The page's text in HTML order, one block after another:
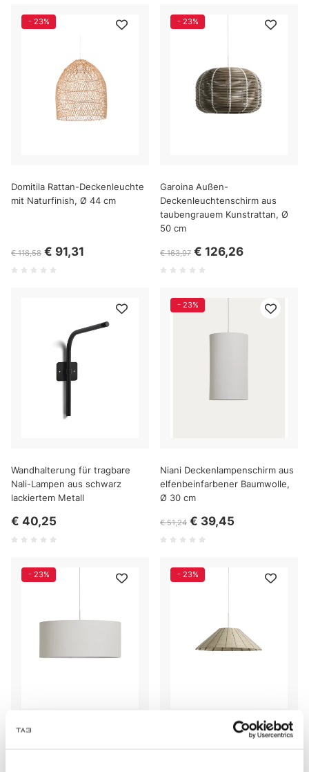
- 23%
Domitila Rattan-Deckenleuchte
mit Naturfinish, Ø 44 cm
€ 118,58 € 91,31
- 23%
Garoina Außen-
Deckenleuchtenschirm aus
taubengrauem Kunstrattan, Ø
50 cm
€ 163,97 € 126,26
Wandhalterung für tragbare
Nali-Lampen aus schwarz
lackiertem Metall
€ 40,25
- 23%
Niani Deckenlampenschirm aus
elfenbeinfarbener Baumwolle,
Ø 30 cm
€ 51,24 € 39,45
- 23% - 23%